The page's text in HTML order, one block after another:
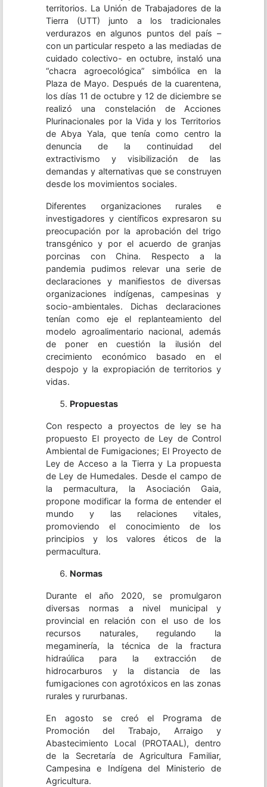
territorios. La Unión de Trabajadores de la
Tierra (UTT) junto a los tradicionales
verdurazos en algunos puntos del país –
con un particular respeto a las mediadas de
cuidado colectivo- en octubre, instaló una
“chacra agroecológica” simbólica en la
Plaza de Mayo. Después de la cuarentena,
los días 11 de octubre y 12 de diciembre se
realizó una constelación de Acciones
Plurinacionales por la Vida y los Territorios
de Abya Yala, que tenía como centro la
denuncia de la continuidad del
extractivismo y visibilización de las
demandas y alternativas que se construyen
desde los movimientos sociales.
Diferentes organizaciones rurales e
investigadores y científicos expresaron su
preocupación por la aprobación del trigo
transgénico y por el acuerdo de granjas
porcinas con China. Respecto a la
pandemia pudimos relevar una serie de
declaraciones y manifiestos de diversas
organizaciones indígenas, campesinas y
socio-ambientales. Dichas declaraciones
tenían como eje el replanteamiento del
modelo agroalimentario nacional, además
de poner en cuestión la ilusión del
crecimiento económico basado en el
despojo y la expropiación de territorios y
vidas.
Propuestas
Con respecto a proyectos de ley se ha
propuesto El proyecto de Ley de Control
Ambiental de Fumigaciones; El Proyecto de
Ley de Acceso a la Tierra y La propuesta
de Ley de Humedales. Desde el campo de
la permacultura, la Asociación Gaia,
propone modificar la forma de entender el
mundo y las relaciones vitales,
promoviendo el conocimiento de los
principios y los valores éticos de la
permacultura.
Normas
Durante el año 2020, se promulgaron
diversas normas a nivel municipal y
provincial en relación con el uso de los
recursos naturales, regulando la
megaminería, la técnica de la fractura
hidraúlica para la extracción de
hidrocarburos y la distancia de las
fumigaciones con agrotóxicos en las zonas
rurales y rururbanas.
En agosto se creó el Programa de
Promoción del Trabajo, Arraigo y
Abastecimiento Local (PROTAAL), dentro
de la Secretaría de Agricultura Familiar,
Campesina e Indígena del Ministerio de
Agricultura.